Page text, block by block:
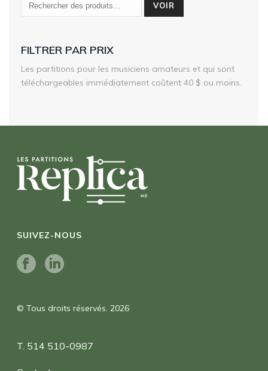
VOIR
FILTRER PAR PRIX
Les partitions pour les musiciens amateurs et qui sont
téléchargeables immédiatement coûtent 40 $ ou moins.
SUIVEZ-NOUS
© Tous droits réservés. 2026
T. 514 510-0987